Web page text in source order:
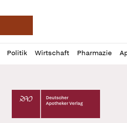
Deutsche Apotheker
Politik Wirtschaft Pharmazie
Profil
öffnen
Daz
Pur
Deutscher Apotheker Verlag